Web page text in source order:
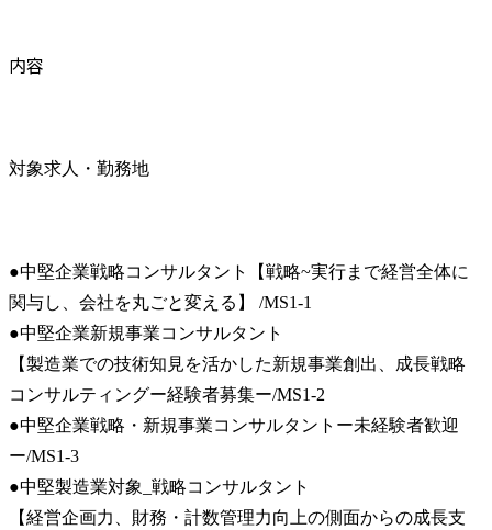
内容
対象求人・勤務地
●中堅企業戦略コンサルタント【戦略~実行まで経営全体に
関与し、会社を丸ごと変える】 /MS1-1
●中堅企業新規事業コンサルタント
【製造業での技術知見を活かした新規事業創出、成長戦略
コンサルティングー経験者募集ー/MS1-2
●中堅企業戦略・新規事業コンサルタントー未経験者歓迎
ー/MS1-3
●中堅製造業対象_戦略コンサルタント
【経営企画力、財務・計数管理力向上の側面からの成長支